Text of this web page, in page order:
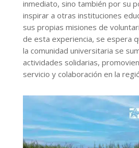
inmediato, sino también por su
inspirar a otras instituciones
sus propias misiones de
de esta experiencia, se espera
la comunidad universitaria se
actividades solidarias,
servicio y colaboración en la